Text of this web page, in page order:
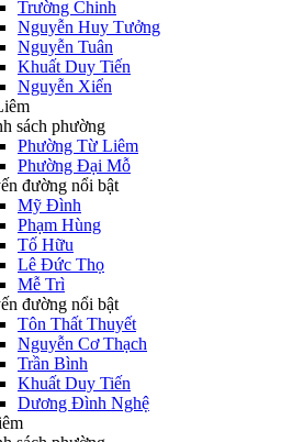
Trường Chinh
Nguyễn Huy Tưởng
Nguyễn Tuân
Khuất Duy Tiến
Nguyễn Xiển
sách phường
Phường Từ Liêm
Phường Đại Mỗ
đường nổi bật
Mỹ Đình
Phạm Hùng
Tố Hữu
Lê Đức Thọ
Mễ Trì
đường nổi bật
Tôn Thất Thuyết
Nguyễn Cơ Thạch
Trần Bình
Khuất Duy Tiến
Dương Đình Nghệ